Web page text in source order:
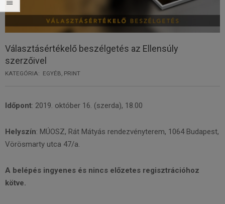
Választásértékelő beszélgetés az Ellensúly
szerzőivel
KATEGÓRIA: EGYÉB PRINT
Időpont: 2019. október 16. (szerda), 18.00
Helyszín: MÚOSZ, Rát Mátyás rendezvényterem, 1064 Budapest,
Vörösmarty utca 47/a.
A belépés ingyenes és nincs előzetes regisztrációhoz
kötve.